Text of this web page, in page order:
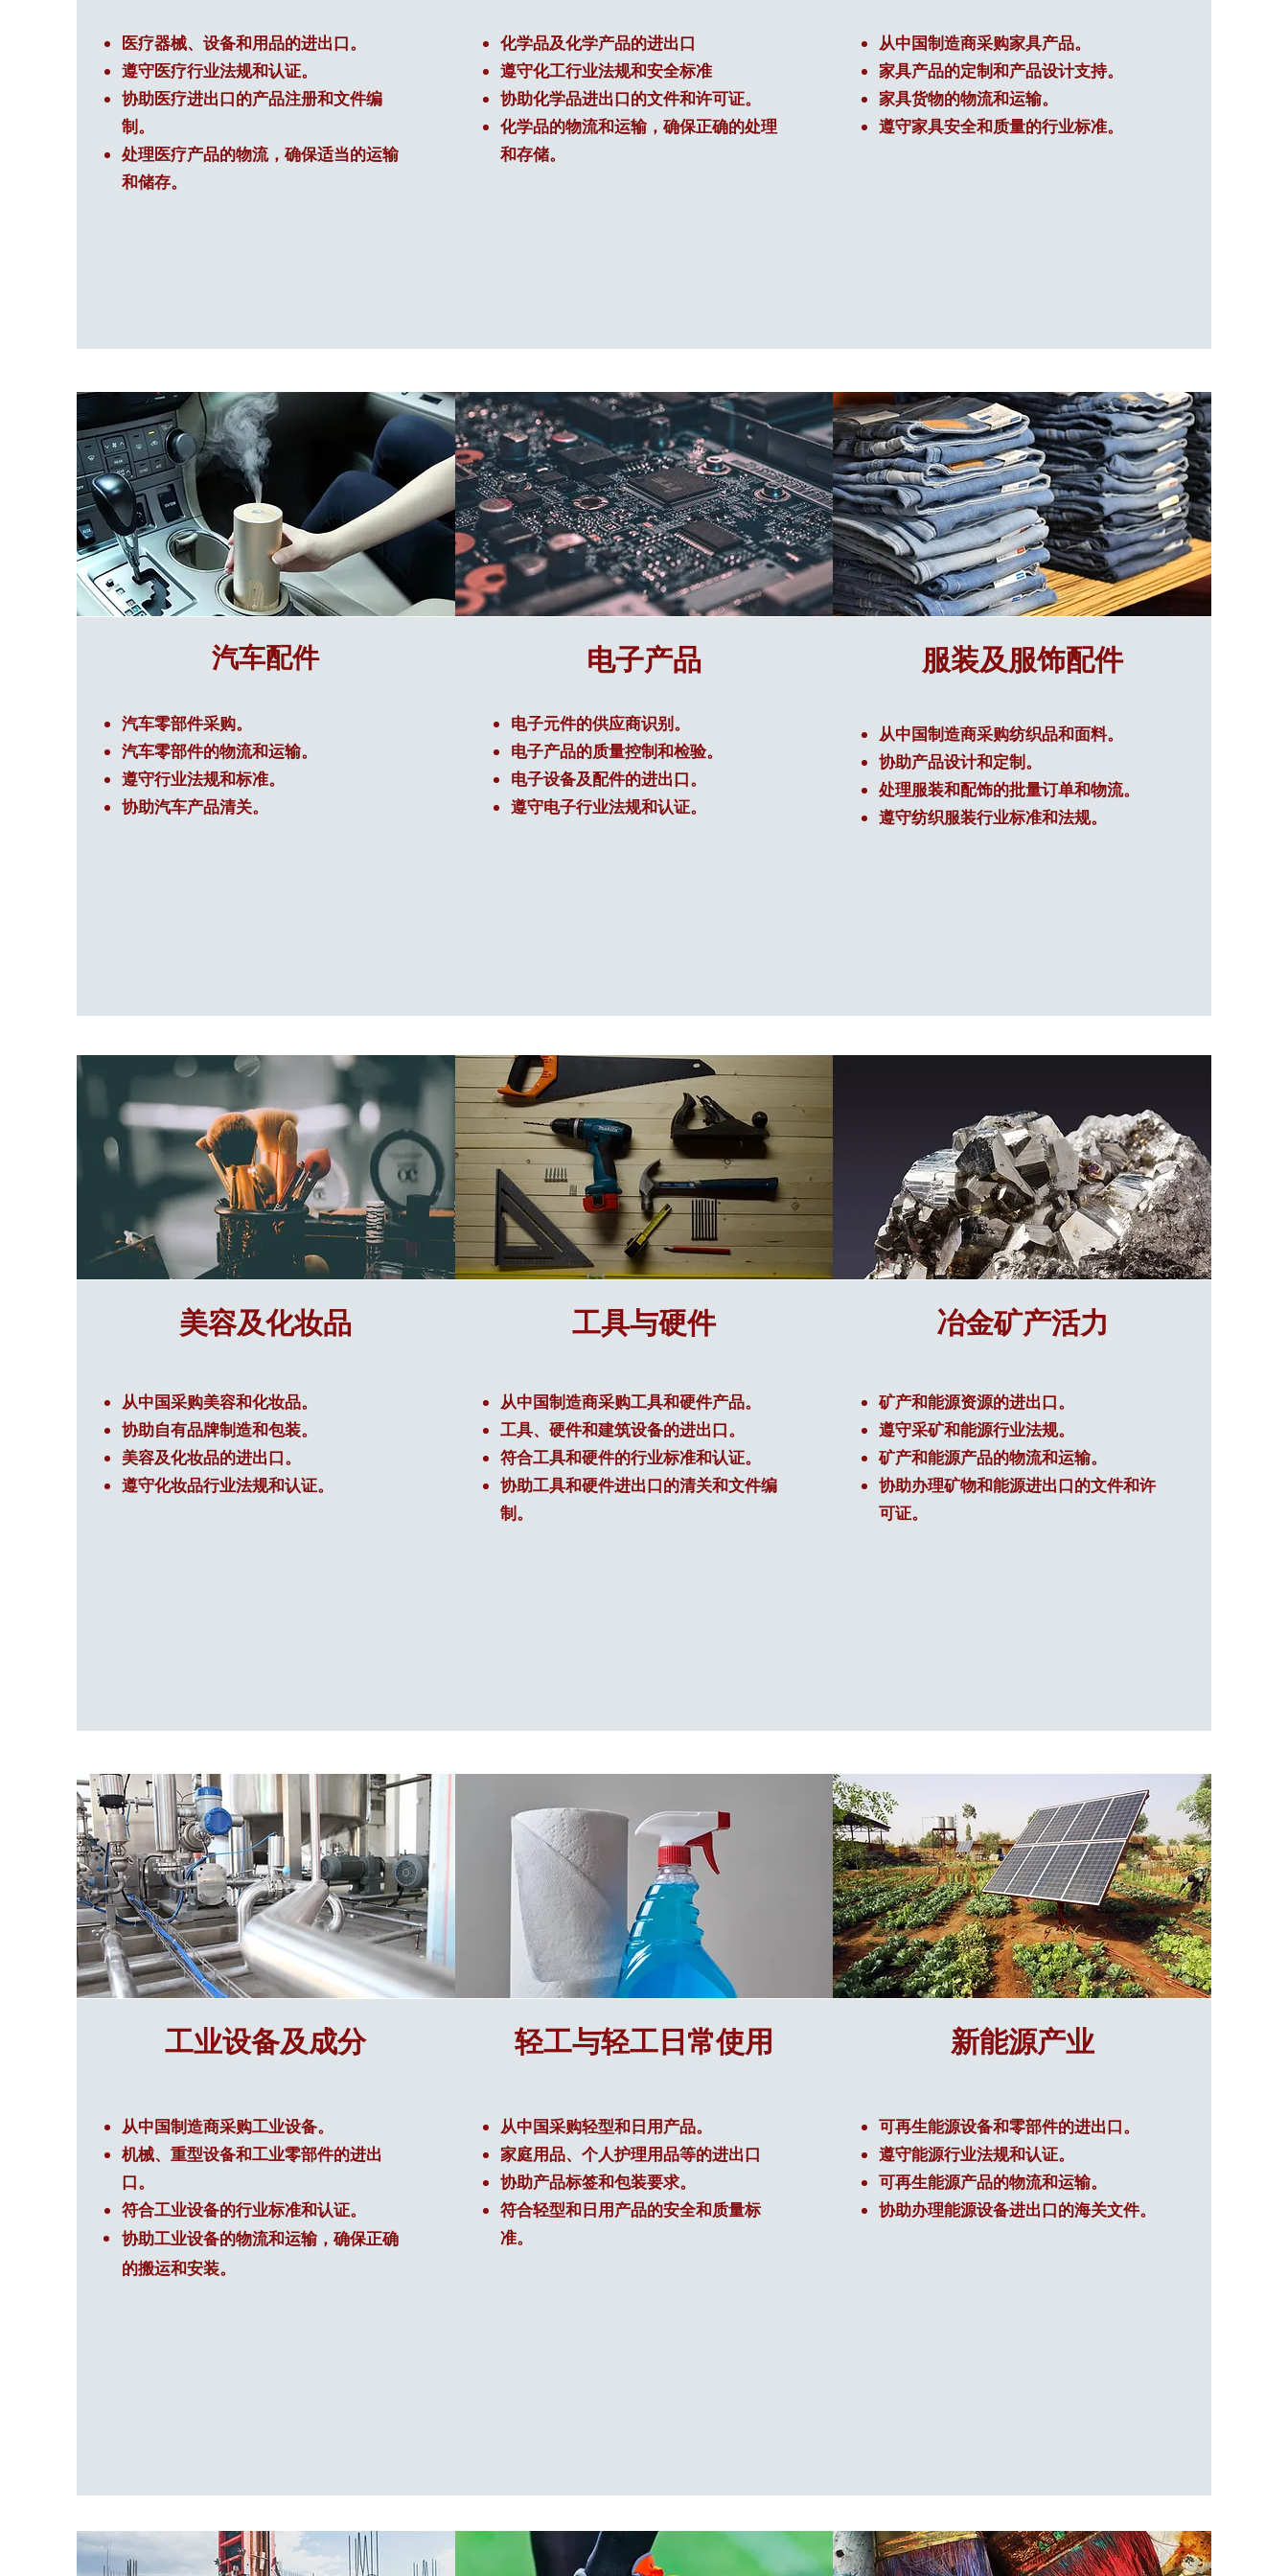
医疗器械、设备和用品的进出口。
遵守医疗行业法规和认证。
协助医疗进出口的产品注册和文件编
制。
处理医疗产品的物流，确保适当的运输
和储存。
化学品及化学产品的进出口
遵守化工行业法规和安全标准
协助化学品进出口的文件和许可证。
化学品的物流和运输，确保正确的处理
和存储。
从中国制造商采购家具产品。
家具产品的定制和产品设计支持。
家具货物的物流和运输。
遵守家具安全和质量的行业标准。
汽车配件
汽车零部件采购。
汽车零部件的物流和运输。
遵守行业法规和标准。
协助汽车产品清关。
电子产品
电子元件的供应商识别。
电子产品的质量控制和检验。
电子设备及配件的进出口。
遵守电子行业法规和认证。
服装及服饰配件
从中国制造商采购纺织品和面料。
协助产品设计和定制。
处理服装和配饰的批量订单和物流。
遵守纺织服装行业标准和法规。
美容及化妆品
从中国采购美容和化妆品。
协助自有品牌制造和包装。
美容及化妆品的进出口。
遵守化妆品行业法规和认证。
工具与硬件
从中国制造商采购工具和硬件产品。
工具、硬件和建筑设备的进出口。
符合工具和硬件的行业标准和认证。
协助工具和硬件进出口的清关和文件编
制。
冶金矿产活力
矿产和能源资源的进出口。
遵守采矿和能源行业法规。
矿产和能源产品的物流和运输。
协助办理矿物和能源进出口的文件和许
可证。
工业设备及成分
从中国制造商采购工业设备。
机械、重型设备和工业零部件的进出
口。
符合工业设备的行业标准和认证。
协助工业设备的物流和运输，确保正确
的搬运和安装。
轻工与轻工日常使用
从中国采购轻型和日用产品。
家庭用品、个人护理用品等的进出口
协助产品标签和包装要求。
符合轻型和日用产品的安全和质量标
准。
新能源产业
可再生能源设备和零部件的进出口。
遵守能源行业法规和认证。
可再生能源产品的物流和运输。
协助办理能源设备进出口的海关文件。